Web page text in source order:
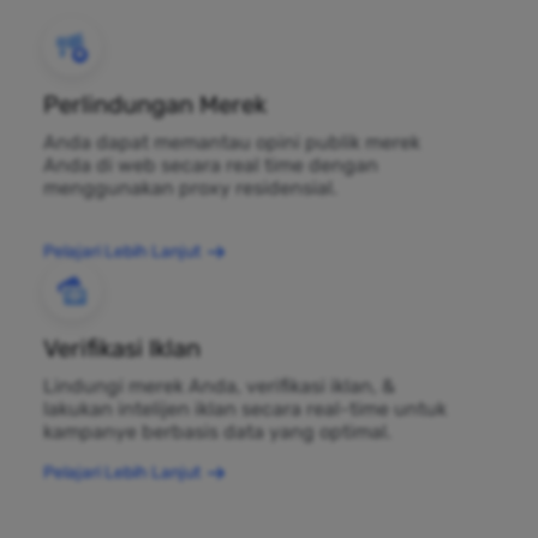
Perlindungan Merek
Anda dapat memantau opini publik merek
Anda di web secara real time dengan
menggunakan proxy residensial.
Pelajari Lebih Lanjut
Verifikasi Iklan
Lindungi merek Anda, verifikasi iklan, &
lakukan intelijen iklan secara real-time untuk
kampanye berbasis data yang optimal.
Pelajari Lebih Lanjut